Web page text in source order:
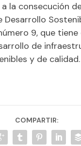
la consecución
Desarrollo
9, que tiene
de
y de calidad.
COMPARTIR: